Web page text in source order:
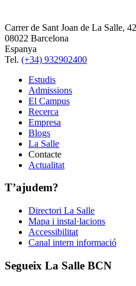
Carrer de Sant Joan de La Salle, 42
08022 Barcelona
Espanya
Tel. (+34) 932902400
Estudis
Admissions
El Campus
Recerca
Empresa
Blogs
La Salle
Contacte
Actualitat
T’ajudem?
Directori La Salle
Mapa i instal·lacions
Accessibilitat
Canal intern informació
Segueix La Salle BCN